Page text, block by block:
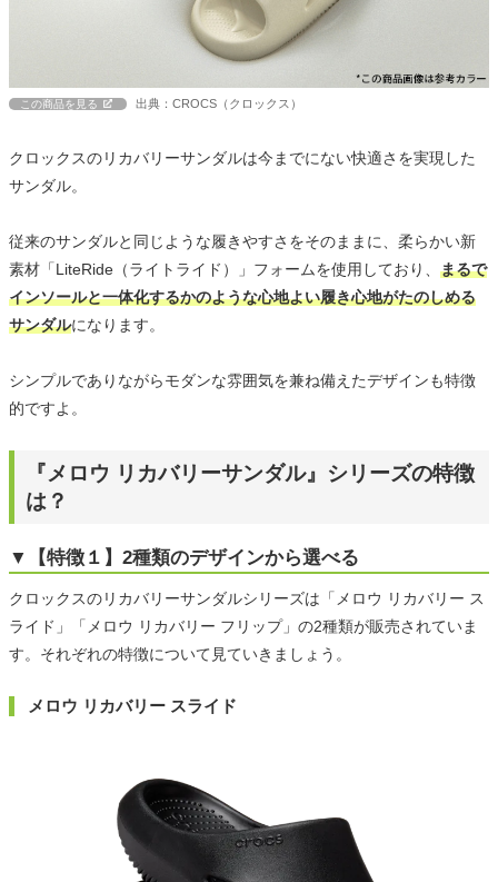
この商品を見る 出典：CROCS（クロックス）
クロックスのリカバリーサンダルは今までにない快適さを実現した
サンダル。
従来のサンダルと同じような履きやすさをそのままに、柔らかい新
素材「LiteRide（ライトライド）」フォームを使用しており、 まるで
インソールと一体化するかのような心地よい履き心地がたのしめる
サンダルになります。
シンプルでありながらモダンな雰囲気を兼ね備えたデザインも特徴
的ですよ。
『メロウ リカバリーサンダル』シリーズの特徴
は？
▼【特徴１】2種類のデザインから選べる
クロックスのリカバリーサンダルシリーズは「メロウ リカバリー ス
ライド」「メロウ リカバリー フリップ」の2種類が販売されていま
す。それぞれの特徴について見ていきましょう。
メロウ リカバリー スライド